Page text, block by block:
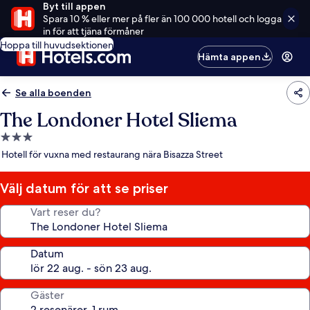
Byt till appen
Spara 10 % eller mer på fler än 100 000 hotell och logga
in för att tjäna förmåner
Hoppa till huvudsektionen
Hämta appen
Se alla boenden
The Londoner Hotel Sliema
3.0-
stjärnigt
Hotell för vuxna med restaurang nära Bisazza Street
Välj datum för att se priser
Vart reser du?
Datum
Gäster